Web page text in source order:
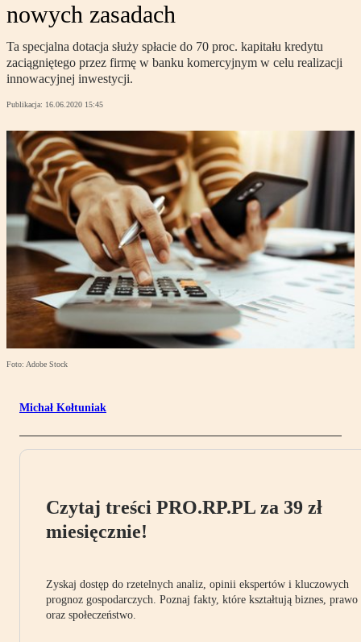
nowych zasadach
Ta specjalna dotacja służy spłacie do 70 proc. kapitału kredytu
zaciągniętego przez firmę w banku komercyjnym w celu realizacji
innowacyjnej inwestycji.
Publikacja: 16.06.2020 15:45
Foto: Adobe Stock
Michał Kołtuniak
Czytaj treści PRO.RP.PL za 39 zł
miesięcznie!
Zyskaj dostęp do rzetelnych analiz, opinii ekspertów i kluczowych
prognoz gospodarczych. Poznaj fakty, które kształtują biznes, prawo
oraz społeczeństwo.